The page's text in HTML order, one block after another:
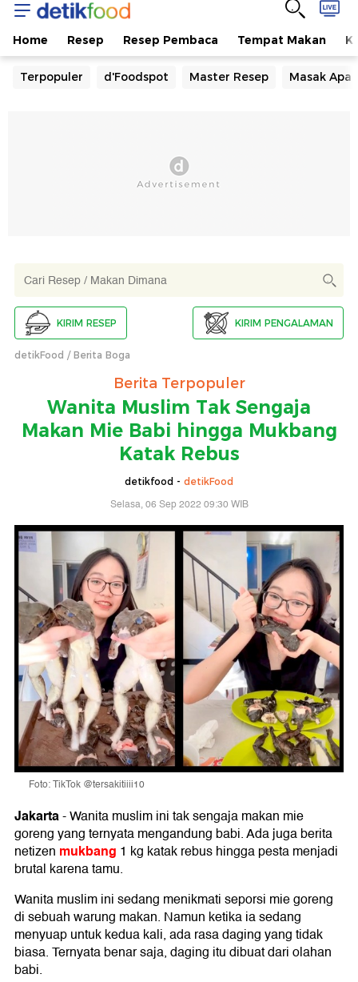
Home Resep Resep Pembaca Tempat Makan
Terpopuler d'Foodspot Master Resep Masak Apa
KIRIM RESEP KIRIM PENGALAMAN
detikFood Berita Boga
Berita Terpopuler
Wanita Muslim Tak Sengaja
Makan Mie Babi hingga Mukbang
Katak Rebus
detikfood - detikFood
Selasa, 06 Sep 2022 09:30 WIB
Foto: TikTok @tersakitiiii10
Jakarta-Wanita muslim ini tak sengaja makan mie
goreng yang ternyata mengandung babi. Ada juga berita
netizen mukbang 1 kg katak rebus hingga pesta menjadi
brutal karena tamu.
Wanita muslim ini sedang menikmati seporsi mie goreng
di sebuah warung makan. Namun ketika ia sedang
menyuap untuk kedua kali, ada rasa daging yang tidak
biasa. Ternyata benar saja, daging itu dibuat dari olahan
babi.